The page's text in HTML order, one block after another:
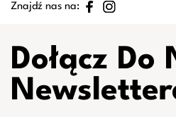
Znajdź nas na:
Dołącz Do